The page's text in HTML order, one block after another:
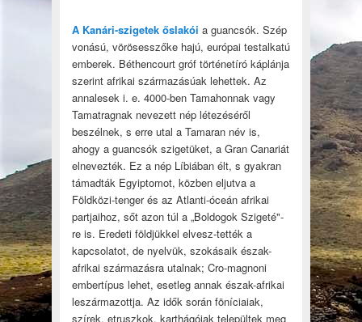
A Kanári-szigetek őslakói a guancsók. Szép
vonású, vörösesszőke hajú, európai testalkatú
emberek. Béthencourt gróf történetíró káplánja
szerint afrikai származásúak lehettek. Az
annalesek i. e. 4000-ben Tamahonnak vagy
Tamatragnak nevezett nép létezéséről
beszélnek, s erre utal a Tamaran név is,
ahogy a guancsók szigetüket, a Gran Canariát
elnevezték. Ez a nép Líbiában élt, s gyakran
támadták Egyiptomot, közben eljutva a
Földközi-tenger és az Atlanti-óceán afrikai
partjaihoz, sőt azon túl a „Boldogok Szigeté"-
re is. Eredeti földjükkel elvesz-tették a
kapcsolatot, de nyelvük, szokásaik észak-
afrikai származásra utalnak; Cro-magnoni
embertípus lehet, esetleg annak észak-afrikai
leszármazottja. Az idők során föníciaiak,
szírek, etruszkok, karthágóiak települtek meg